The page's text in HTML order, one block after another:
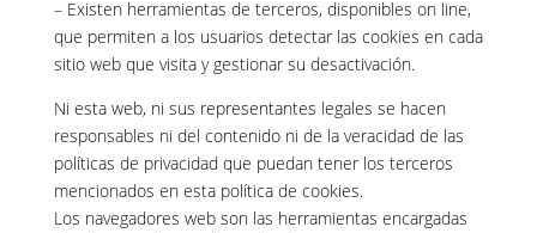
– Existen herramientas de terceros, disponibles on line,
que permiten a los usuarios detectar las cookies en cada
sitio web que visita y gestionar su desactivación.
Ni esta web, ni sus representantes legales se hacen
responsables ni del contenido ni de la veracidad de las
políticas de privacidad que puedan tener los terceros
mencionados en esta política de cookies.
Los navegadores web son las herramientas encargadas